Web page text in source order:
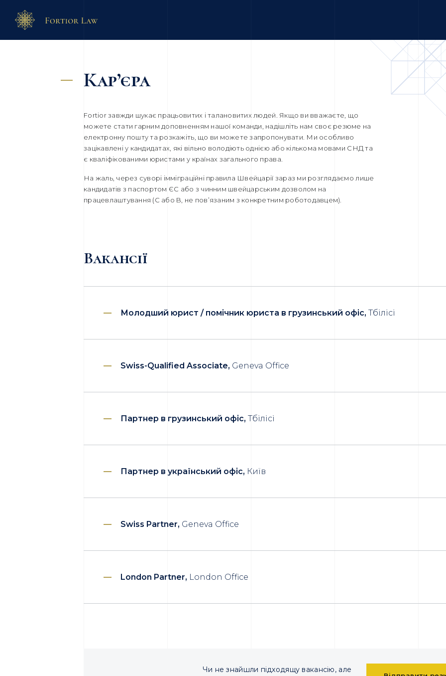
Кар’єра
Fortior завжди шукає працьовитих і талановитих людей. Якщо ви вважаєте, що
можете стати гарним доповненням нашої команди, надішліть нам своє резюме на
електронну пошту та розкажіть, що ви можете запропонувати. Ми особливо
зацікавлені у кандидатах, які вільно володіють однією або кількома мовами СНД та
є кваліфікованими юристами у країнах загального права.
На жаль, через суворі імміграційні правила Швейцарії зараз ми розглядаємо лише
кандидатів з паспортом ЄС або з чинним швейцарським дозволом на
працевлаштування (C або B, не пов’язаним з конкретним роботодавцем).
Вакансії
Молодший юрист / помічник юриста в грузинський офіс, Тбілісі
Swiss-Qualified Associate, Geneva Office
Партнер в грузинський офіс, Тбілісі
Партнер в український офіс, Київ
Swiss Partner, Geneva Office
London Partner, London Office
Чи не знайшли підходящу вакансію, але